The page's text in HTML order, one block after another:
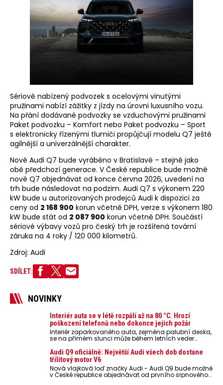
Sériově nabízený podvozek s ocelovými vinutými
pružinami nabízí zážitky z jízdy na úrovni luxusního vozu.
Na přání dodávané podvozky se vzduchovými pružinami
Paket podvozku – Komfort nebo Paket podvozku – Sport
s elektronicky řízenými tlumiči propůjčují modelu Q7 ještě
agilnější a univerzálnější charakter.
Nové Audi Q7 bude vyráběno v Bratislavě – stejně jako
obě předchozí generace. V České republice bude možné
nové Q7 objednávat od konce června 2026, uvedení na
trh bude následovat na podzim. Audi Q7 s výkonem 220
kW bude u autorizovaných prodejců Audi k dispozici za
ceny od 2 168 900 korun včetně DPH, verze s výkonem 180
kW bude stát od 2 087 900 korun včetně DPH. Součástí
sériové výbavy vozů pro český trh je rozšířená tovární
záruka na 4 roky / 120 000 kilometrů.
Zdroj: Audi
SDÍLET:
NOVINKY
Interiér auta se v létě rozpálí až na 80 °C. Hrozí
poškození telefonů nebo dokonce jejich požár
Interiér zaparkovaného auta, zejména palubní deska,
se na přímém slunci může během letních veder
nebezpečí pro odložené mobilní telefony, powerbanky
nebo notebooky. Můžou urychlit stárnutí baterií,
poškodit elektroniku a ve výjimečných případech i
zvýšit riziko požáru.
Audi Q9 oficiálně: Největší Audi všech dob dostane
třílitový motor V6
Nová vlajková loď značky Audi - Audi Q9 bude možné
v České republice objednávat od prvního srpnového